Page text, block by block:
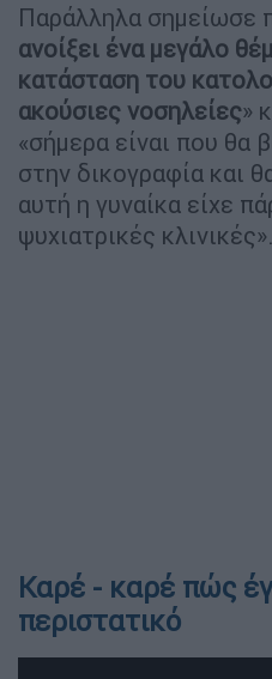
Παράλληλα σημείωσε
ανοίξει ένα μεγάλο
κατάσταση του
ακούσιες νοσηλείες»
«σήμερα είναι που θα
στην δικογραφία και
αυτή η γυναίκα είχε
ψυχιατρικές κλινικές».
Καρέ - καρέ πώς
περιστατικό